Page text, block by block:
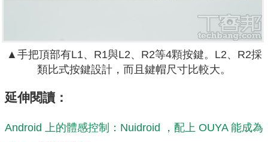
▲手把頂部有L1、R1與L2、R2等4顆按鍵。L2、R2採
類比式按鍵設計，而且鍵帽尺寸比較大。
延伸閱讀：
Android 上的體感控制：Nuidroid ，配上 OUYA 能成為